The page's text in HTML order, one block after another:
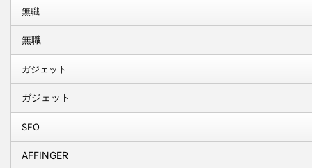
無職
無職
ガジェット
ガジェット
SEO
AFFINGER